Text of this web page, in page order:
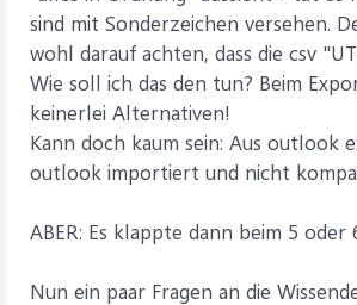
sind mit Sonderzeichen versehen.
wohl darauf achten, dass die csv
Wie soll ich das den tun? Beim
keinerlei Alternativen!
Kann doch kaum sein: Aus outlook
outlook importiert und nicht
ABER: Es klappte dann beim 5 oder
Nun ein paar Fragen an die